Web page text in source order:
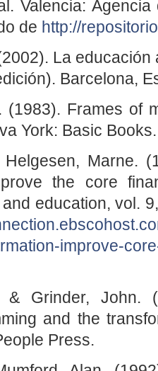
Valencia:
de http://
La
Barcelona,
(1983). Frames of
York: Basic Books.
Marne.
the core
education, vol.
improve-
& Grinder, John.
and the
Press.